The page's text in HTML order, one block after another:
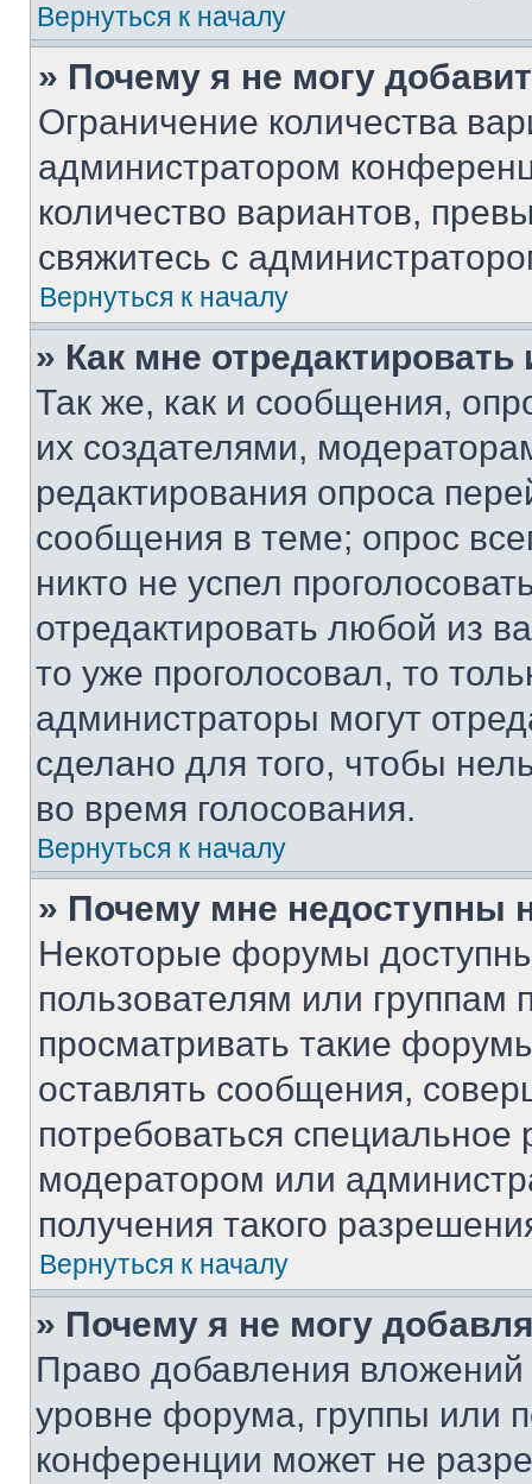
Вернуться к началу
» Почему я не могу
Ограничение количества
администратором
количество вариантов,
свяжитесь с
Вернуться к началу
» Как мне
Так же, как и сообщения,
их создателями,
редактирования опроса
сообщения в теме; опрос
никто не успел
отредактировать любой из
то уже проголосовал, то
администраторы могут
сделано для того, чтобы
во время голосования.
Вернуться к началу
» Почему мне недоступны
Некоторые форумы
пользователям или группам
просматривать такие
оставлять сообщения,
потребоваться
модератором или
получения такого
Вернуться к началу
» Почему я не могу
Право добавления
уровне форума, группы или
конференции может не